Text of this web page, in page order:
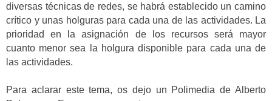
diversas técnicas de redes, se habrá establecido un camino
crítico y unas holguras para cada una de las actividades. La
prioridad en la asignación de los recursos será mayor
cuanto menor sea la holgura disponible para cada una de
las actividades.
Para aclarar este tema, os dejo un Polimedia de Alberto